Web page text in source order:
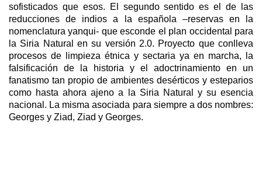
sofisticados que esos. El segundo sentido es el de las
reducciones de indios a la española –reservas en la
nomenclatura yanqui- que esconde el plan occidental para
la Siria Natural en su versión 2.0. Proyecto que conlleva
procesos de limpieza étnica y sectaria ya en marcha, la
falsificación de la historia y el adoctrinamiento en un
fanatismo tan propio de ambientes desérticos y esteparios
como hasta ahora ajeno a la Siria Natural y su esencia
nacional. La misma asociada para siempre a dos nombres:
Georges y Ziad, Ziad y Georges.